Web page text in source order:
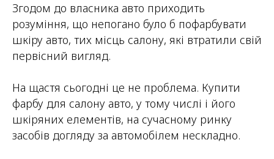
Згодом до власника авто приходить
розуміння, що непогано було б пофарбувати
шкіру авто, тих місць салону, які втратили свій
первісний вигляд.
На щастя сьогодні це не проблема. Купити
фарбу для салону авто, у тому числі і його
шкіряних елементів, на сучасному ринку
засобів догляду за автомобілем нескладно.